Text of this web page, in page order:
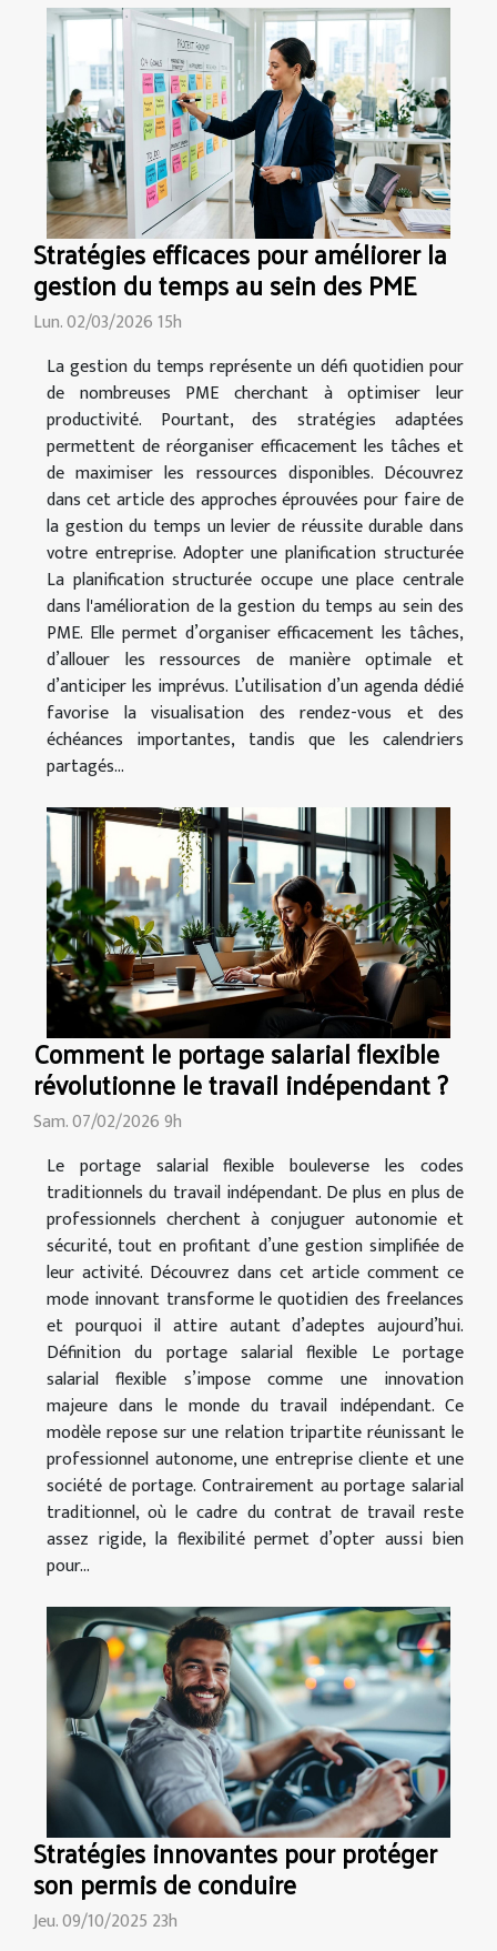
Stratégies efficaces pour améliorer la
gestion du temps au sein des PME
Lun. 02/03/2026 15h
La gestion du temps représente un défi quotidien pour
de nombreuses PME cherchant à optimiser leur
productivité. Pourtant, des stratégies adaptées
permettent de réorganiser efficacement les tâches et
de maximiser les ressources disponibles. Découvrez
dans cet article des approches éprouvées pour faire de
la gestion du temps un levier de réussite durable dans
votre entreprise. Adopter une planification structurée
La planification structurée occupe une place centrale
dans l'amélioration de la gestion du temps au sein des
PME. Elle permet d’organiser efficacement les tâches,
d’allouer les ressources de manière optimale et
d’anticiper les imprévus. L’utilisation d’un agenda dédié
favorise la visualisation des rendez-vous et des
échéances importantes, tandis que les calendriers
partagés...
Comment le portage salarial flexible
révolutionne le travail indépendant ?
Sam. 07/02/2026 9h
Le portage salarial flexible bouleverse les codes
traditionnels du travail indépendant. De plus en plus de
professionnels cherchent à conjuguer autonomie et
sécurité, tout en profitant d’une gestion simplifiée de
leur activité. Découvrez dans cet article comment ce
mode innovant transforme le quotidien des freelances
et pourquoi il attire autant d’adeptes aujourd’hui.
Définition du portage salarial flexible Le portage
salarial flexible s’impose comme une innovation
majeure dans le monde du travail indépendant. Ce
modèle repose sur une relation tripartite réunissant le
professionnel autonome, une entreprise cliente et une
société de portage. Contrairement au portage salarial
traditionnel, où le cadre du contrat de travail reste
assez rigide, la flexibilité permet d’opter aussi bien
pour...
Stratégies innovantes pour protéger
son permis de conduire
Jeu. 09/10/2025 23h